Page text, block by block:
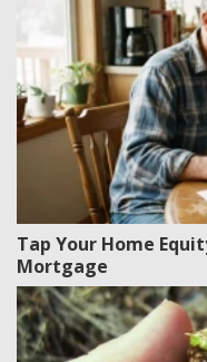
Tap Your Home
Mortgage